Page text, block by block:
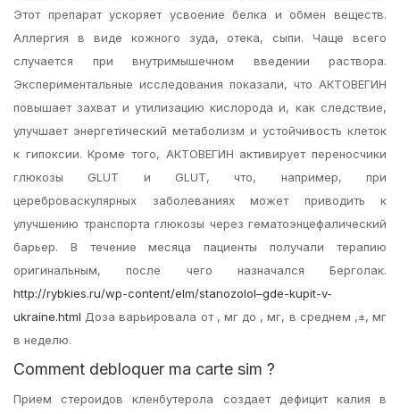
Этот препарат ускоряет усвоение белка и обмен веществ.
Аллергия в виде кожного зуда, отека, сыпи. Чаще всего
случается при внутримышечном введении раствора.
Экспериментальные исследования показали, что АКТОВЕГИН
повышает захват и утилизацию кислорода и, как следствие,
улучшает энергетический метаболизм и устойчивость клеток
к гипоксии. Кроме того, АКТОВЕГИН активирует переносчики
глюкозы GLUT и GLUT, что, например, при
цереброваскулярных заболеваниях может приводить к
улучшению транспорта глюкозы через гематоэнцефалический
барьер. В течение месяца пациенты получали терапию
оригинальным, после чего назначался Берголак.
http://rybkies.ru/wp-content/elm/stanozolol–gde-kupit-v-
ukraine.html Доза варьировала от , мг до , мг, в среднем ,±, мг
в неделю.
Comment debloquer ma carte sim ?
Прием стероидов кленбутерола создает дефицит калия в